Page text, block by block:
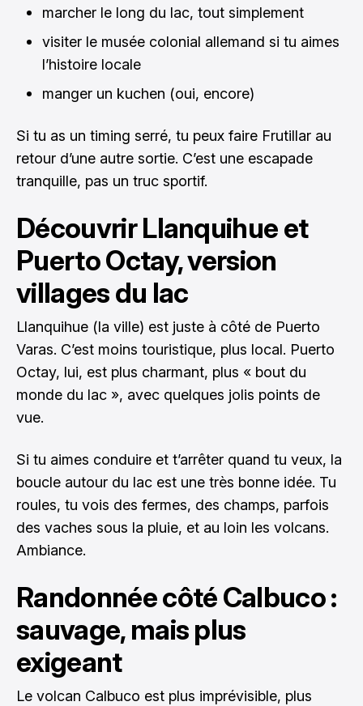
marcher le long du lac, tout simplement
visiter le musée colonial allemand si tu aimes
l’histoire locale
manger un kuchen (oui, encore)
Si tu as un timing serré, tu peux faire Frutillar au
retour d’une autre sortie. C’est une escapade
tranquille, pas un truc sportif.
Découvrir Llanquihue et
Puerto Octay, version
villages du lac
Llanquihue (la ville) est juste à côté de Puerto
Varas. C’est moins touristique, plus local. Puerto
Octay, lui, est plus charmant, plus « bout du
monde du lac », avec quelques jolis points de
vue.
Si tu aimes conduire et t’arrêter quand tu veux, la
boucle autour du lac est une très bonne idée. Tu
roules, tu vois des fermes, des champs, parfois
des vaches sous la pluie, et au loin les volcans.
Ambiance.
Randonnée côté Calbuco :
sauvage, mais plus
exigeant
Le volcan Calbuco est plus imprévisible, plus